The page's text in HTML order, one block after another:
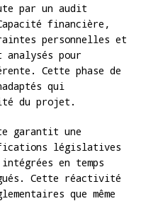
par un audit
financière,
personnelles et
analysés pour
Cette phase de
qui
du projet.
garantit une
législatives
en temps
Cette réactivité
que même